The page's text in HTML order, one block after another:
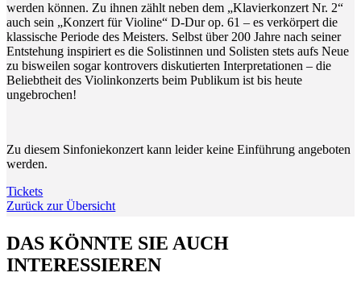
werden können. Zu ihnen zählt neben dem „Klavierkonzert Nr. 2“
auch sein „Konzert für Violine“ D-Dur op. 61 – es verkörpert die
klassische Periode des Meisters. Selbst über 200 Jahre nach seiner
Entstehung inspiriert es die Solistinnen und Solisten stets aufs Neue
zu bisweilen sogar kontrovers diskutierten Interpretationen – die
Beliebtheit des Violinkonzerts beim Publikum ist bis heute
ungebrochen!
Zu diesem Sinfoniekonzert kann leider keine Einführung angeboten
werden.
Tickets
Zurück zur Übersicht
DAS KÖNNTE SIE AUCH
INTERESSIEREN